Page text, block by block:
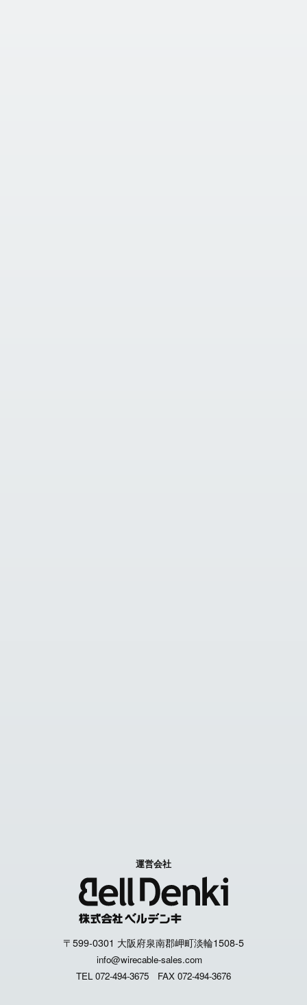
運営会社
〒599-0301 大阪府泉南郡岬町淡輪1508-5
info@wirecable-sales.com
TEL 072-494-3675 FAX 072-494-3676